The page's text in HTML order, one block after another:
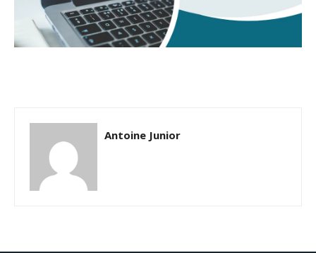
Antoine Junior